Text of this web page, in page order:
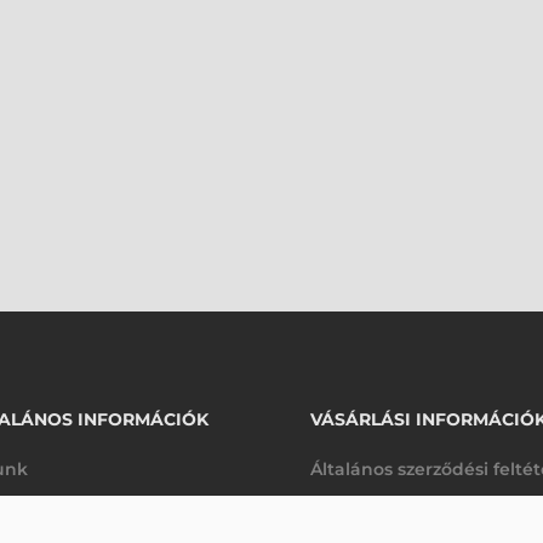
INFORMÁCIÓK VÁSÁRLÁSI
Általános szerződési